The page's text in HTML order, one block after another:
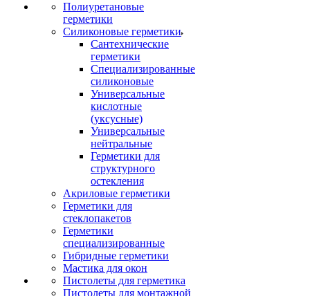
Полиуретановые
герметики
Силиконовые герметики
Сантехнические
герметики
Специализированные
силиконовые
Универсальные
кислотные
(уксусные)
Универсальные
нейтральные
Герметики для
структурного
остекления
Акриловые герметики
Герметики для
стеклопакетов
Герметики
специализированные
Гибридные герметики
Мастика для окон
Пистолеты для герметика
Пистолеты для монтажной